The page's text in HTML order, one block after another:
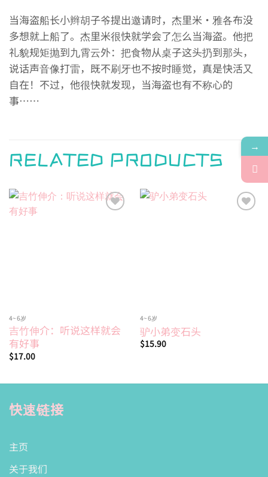
当海盗船长小辫胡子爷提出邀请时，杰里米·雅各布没
多想就上船了。杰里米很快就学会了怎么当海盗。他把
礼貌规矩抛到九霄云外：把食物从桌子这头扔到那头，
说话声音像打雷，既不刷牙也不按时睡觉，真是快活又
自在！不过，他很快就发现，当海盗也有不称心的
事……
RELATED PRODUCTS
4~6岁
吉竹伸介：听说这样就会
有好事
$17.00
4~6岁
驴小弟变石头
$15.90
快速链接
主页
关于我们
→